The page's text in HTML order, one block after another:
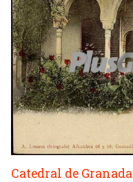
Catedral de Granada